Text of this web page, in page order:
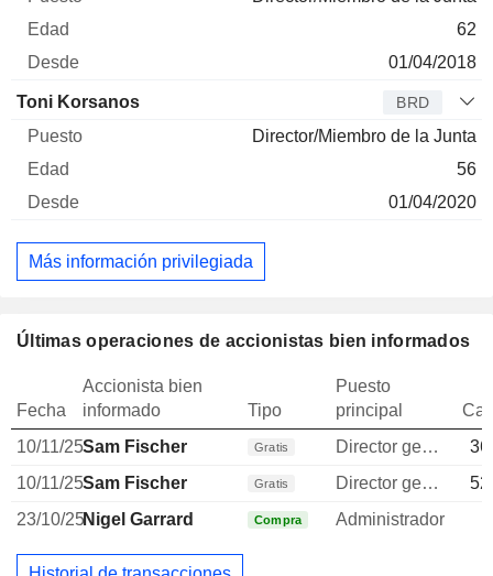
62
01/04/2018
Toni Korsanos BRD
Director/Miembro de la Junta
56
01/04/2020
Más información privilegiada
Últimas operaciones de accionistas bien informados
Fecha
Accionista bien
informado
Tipo
Puesto
principal
10/11/25Sam Fischer Gratis Director general
10/11/25Sam Fischer Gratis Director general
23/10/25Nigel Garrard Compra Administrador